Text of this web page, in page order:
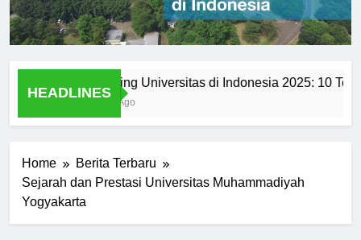
HEADLINES
Ranking Universitas di Indonesia 2025: 10 Terbaik
Home
Berita Terbaru
Sejarah dan Prestasi Universitas Muhammadiyah
Yogyakarta